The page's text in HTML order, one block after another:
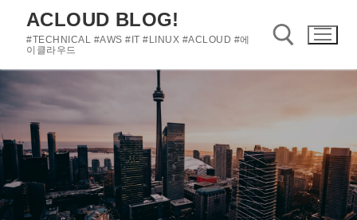
로
로
기
ACLOUD BLOG!
#TECHNICAL #AWS #IT #LINUX #ACLOUD #에
이클라우드